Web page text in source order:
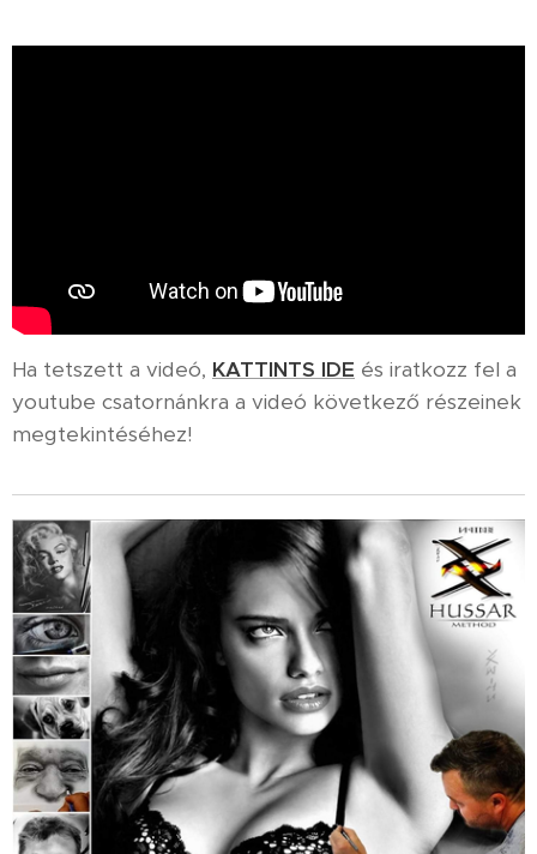
Ha tetszett a videó, KATTINTS IDE és iratkozz fel a
youtube csatornánkra a videó következő részeinek
megtekintéséhez!